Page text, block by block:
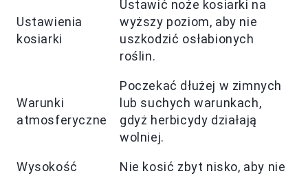
Ustawienia
kosiarki
Ustawić noże kosiarki na
wyższy poziom, aby nie
uszkodzić osłabionych
roślin.
Warunki
atmosferyczne
Poczekać dłużej w zimnych
lub suchych warunkach,
gdyż herbicydy działają
wolniej.
Wysokość
Nie kosić zbyt nisko, aby nie